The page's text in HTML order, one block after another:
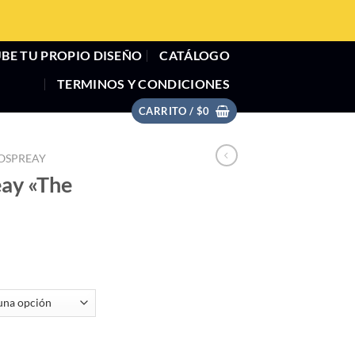
TU PROPIO DISEÑO
CATÁLOGO
TERMINOS Y CONDICIONES
CARRITO / $0
«The